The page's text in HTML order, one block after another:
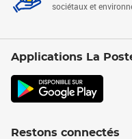
sociétaux et
Applications La
Restons connectés